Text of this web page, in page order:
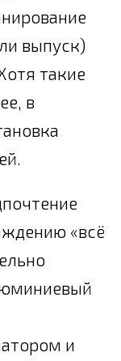
выпуск)
такие
в
«всё
и